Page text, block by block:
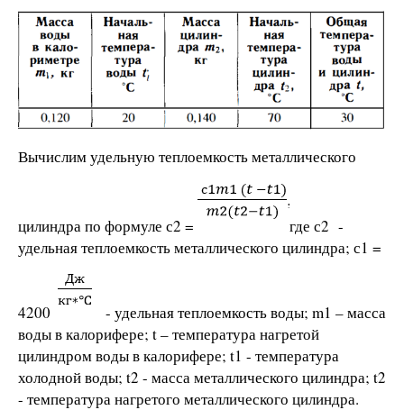
Вычислим удельную теплоемкость металлического
цилиндра по формуле с2 =
где с2 -
удельная теплоемкость металлического цилиндра; с1 =
4200
- удельная теплоемкость воды; m1 – масса
воды в калорифере; t – температура нагретой
цилиндром воды в калорифере; t1 - температура
холодной воды; t2 - масса металлического цилиндра; t2
- температура нагретого металлического цилиндра.